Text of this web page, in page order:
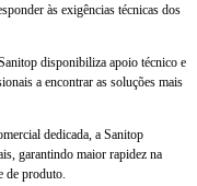
às exigências técnicas dos
disponibiliza apoio técnico e
a encontrar as soluções mais
dedicada, a Sanitop
garantindo maior rapidez na
de produto.